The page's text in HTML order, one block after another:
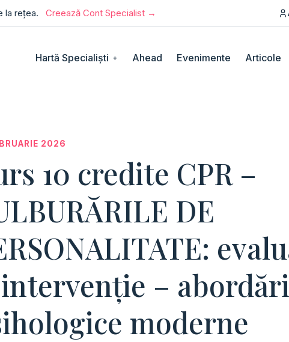
la rețea. Creează Cont Specialist →
Hartă Specialiști + Ahead Evenimente Articole
2026
10 credite CPR –
DE
– abordări
moderne